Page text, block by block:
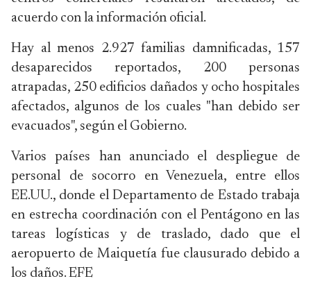
acuerdo con la información oficial.
Hay al menos 2.927 familias damnificadas, 157
desaparecidos reportados, 200 personas
atrapadas, 250 edificios dañados y ocho hospitales
afectados, algunos de los cuales "han debido ser
evacuados", según el Gobierno.
Varios países han anunciado el despliegue de
personal de socorro en Venezuela, entre ellos
EE.UU., donde el Departamento de Estado trabaja
en estrecha coordinación con el Pentágono en las
tareas logísticas y de traslado, dado que el
aeropuerto de Maiquetía fue clausurado debido a
los daños. EFE